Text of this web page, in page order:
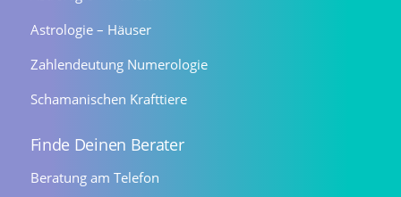
Astrologie – Häuser
Zahlendeutung Numerologie
Schamanischen Krafttiere
Finde Deinen Berater
Beratung am Telefon